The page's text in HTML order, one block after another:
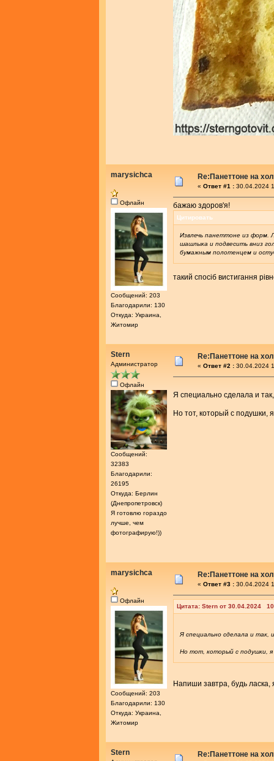
marysichca
Офлайн
Сообщений: 203
Благодарили: 130
Откуда: Украина,
Житомир
Re:Панеттоне на
« Ответ #1 : 30.04.2024
бажаю здоров'я!
Цитировать
Извлечь панеттоне из форм.
шашлыка и подвесить вниз
бумажным полотенцем и
такий спосіб вистигання
Stern
Администратор
Офлайн
Сообщений:
32383
Благодарили:
26195
Откуда: Берлин
(Днепропетровск)
Я готовлю гораздо
лучше, чем
фотографирую!))
Re:Панеттоне на
« Ответ #2 : 30.04.2024
Я специально сделала и
Но тот, который с подушки,
marysichca
Офлайн
Сообщений: 203
Благодарили: 130
Откуда: Украина,
Житомир
Re:Панеттоне на
« Ответ #3 : 30.04.2024
Цитата: Stern от 30.04.2024
Я специально сделала и
Но тот, который с подушки,
Напиши завтра, будь
Stern Re:Панеттоне на